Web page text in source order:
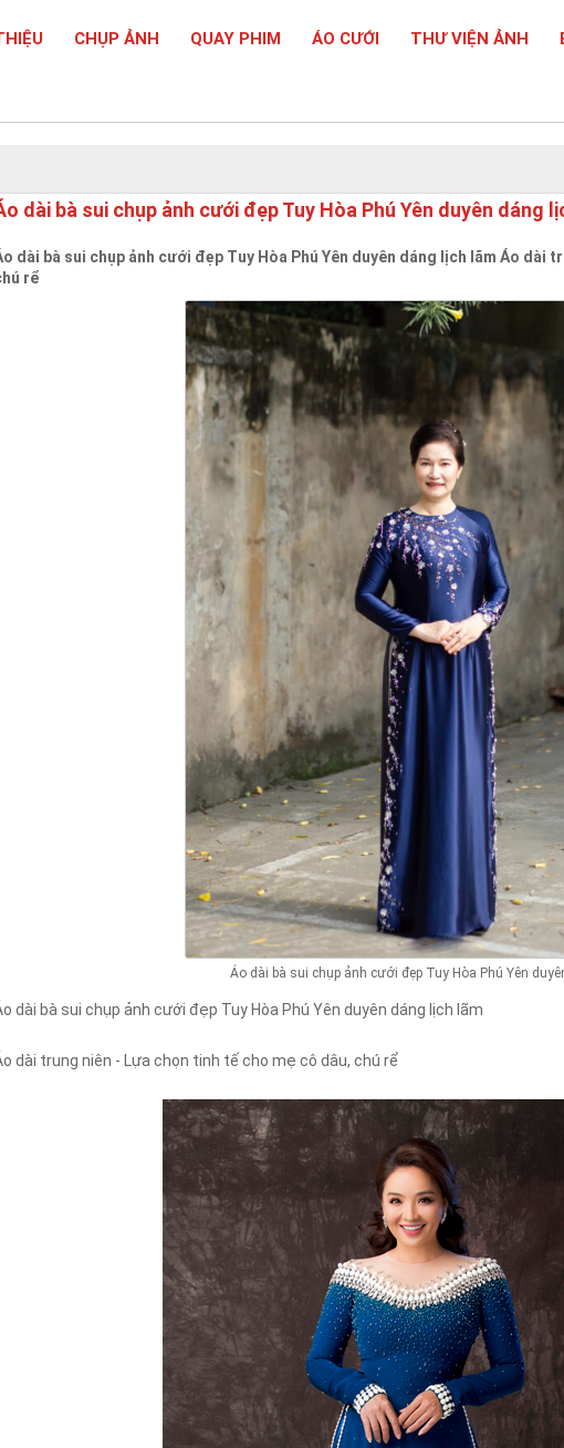
CHỤP ẢNH QUAY PHIM ÁO CƯỚI THƯ VIỆN ẢNH
dài bà sui chụp ảnh cưới đẹp Tuy Hòa Phú Yên duyên dáng
dài bà sui chụp ảnh cưới đẹp Tuy Hòa Phú Yên duyên dáng lịch lãm Áo dài
rể
Áo dài bà sui chụp ảnh cưới đẹp Tuy Hòa Phú Yên
dài bà sui chụp ảnh cưới đẹp Tuy Hòa Phú Yên duyên dáng lịch lãm
dài trung niên - Lựa chọn tinh tế cho mẹ cô dâu, chú rể